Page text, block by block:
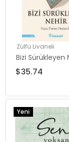
Zülfü Livaneli
Bizi Sürükleyen
$35.74
Yeni
Ürün